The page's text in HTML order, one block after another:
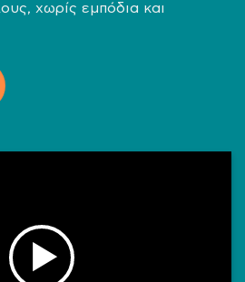
χωρίς εμπόδια και